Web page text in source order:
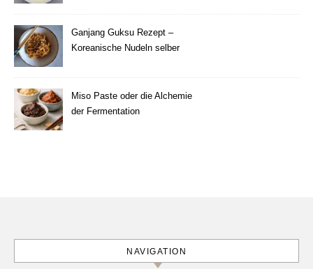
Ganjang Guksu Rezept –
Koreanische Nudeln selber
Miso Paste oder die Alchemie
der Fermentation
NAVIGATION